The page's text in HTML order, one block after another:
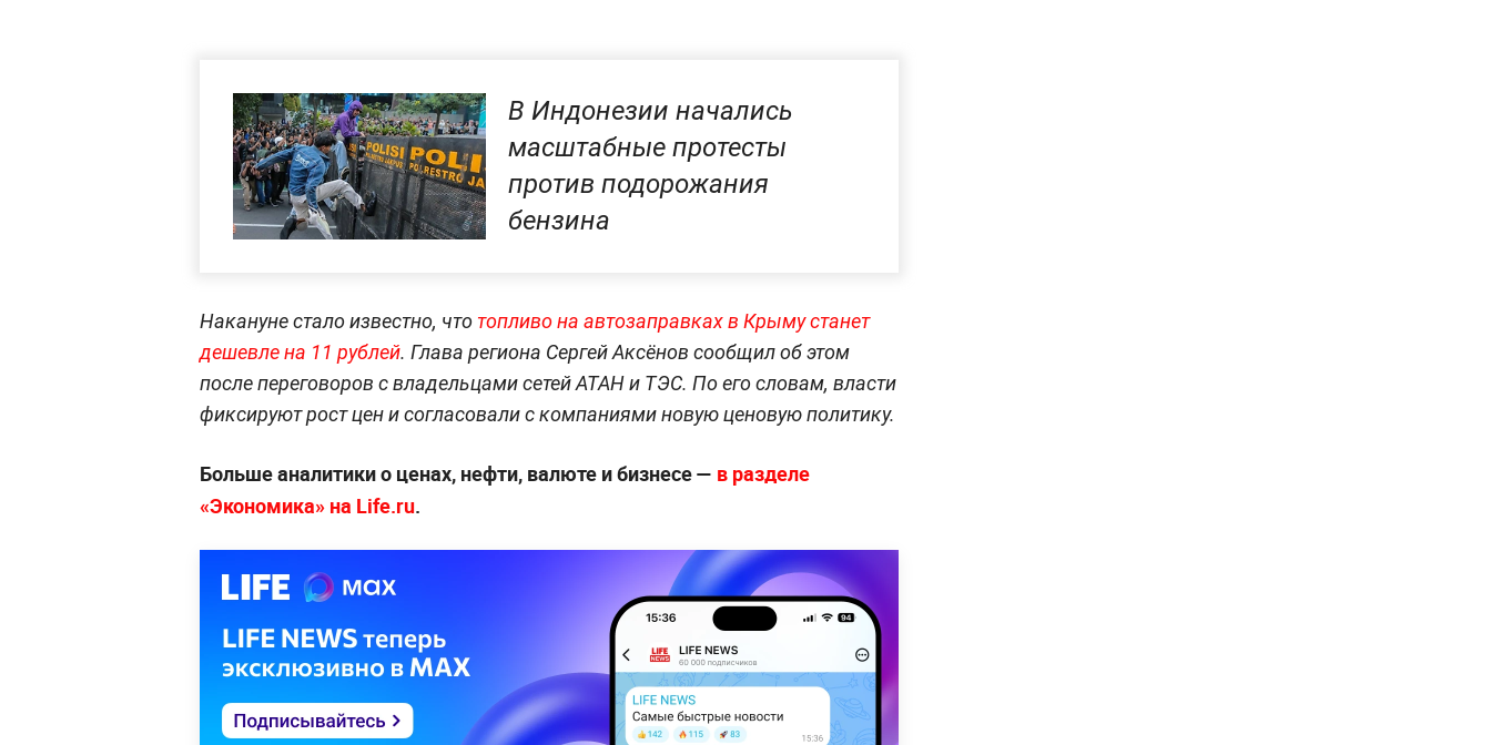
В Индонезии начались
масштабные протесты
против подорожания
бензина
Накануне стало известно, что топливо на автозаправках в Крыму станет
дешевле на 11 рублей. Глава региона Сергей Аксёнов сообщил об этом
после переговоров с владельцами сетей АТАН и ТЭС. По его словам, власти
фиксируют рост цен и согласовали с компаниями новую ценовую политику.
Больше аналитики о ценах, нефти, валюте и бизнесе — в разделе
«Экономика» на Life.ru.